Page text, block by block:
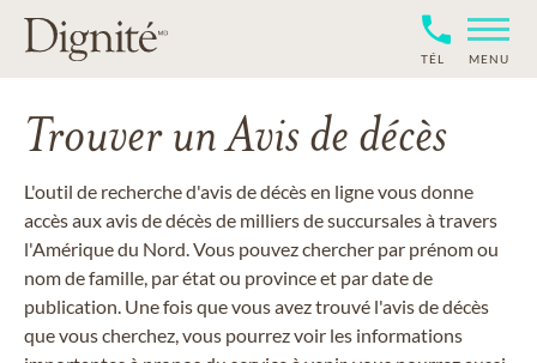
TÉL MENU
Trouver un Avis de décès
L'outil de recherche d'avis de décès en ligne vous donne
accès aux avis de décès de milliers de succursales à travers
l'Amérique du Nord. Vous pouvez chercher par prénom ou
nom de famille, par état ou province et par date de
publication. Une fois que vous avez trouvé l'avis de décès
que vous cherchez, vous pourrez voir les informations